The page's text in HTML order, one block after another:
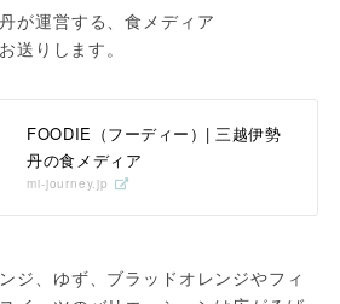
が運営する、食メディア
送りします。
FOODIE（フーディー）| 三越伊勢
丹の食メディア
mi-journey.jp
ジ、ゆず、ブラッドオレンジやフィ